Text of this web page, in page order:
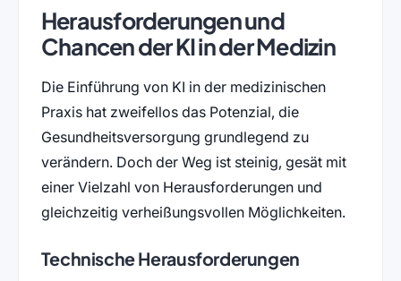
Herausforderungen und
Chancen der KI in der Medizin
Die Einführung von KI in der medizinischen
Praxis hat zweifellos das Potenzial, die
Gesundheitsversorgung grundlegend zu
verändern. Doch der Weg ist steinig, gesät mit
einer Vielzahl von Herausforderungen und
gleichzeitig verheißungsvollen Möglichkeiten.
Technische Herausforderungen